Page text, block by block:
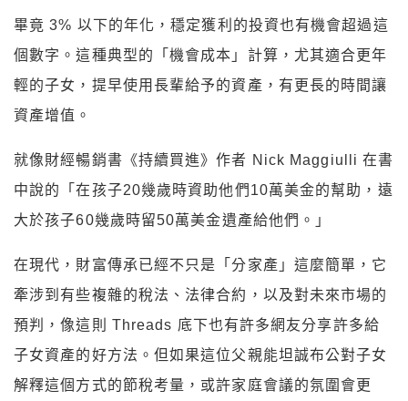
畢竟 3% 以下的年化，穩定獲利的投資也有機會超過這
個數字。這種典型的「機會成本」計算，尤其適合更年
輕的子女，提早使用長輩給予的資產，有更長的時間讓
資產增值。
就像財經暢銷書《持續買進》作者 Nick Maggiulli 在書
中說的「在孩子20幾歲時資助他們10萬美金的幫助，遠
大於孩子60幾歲時留50萬美金遺產給他們。」
在現代，財富傳承已經不只是「分家產」這麼簡單，它
牽涉到有些複雜的稅法、法律合約，以及對未來市場的
預判，像這則 Threads 底下也有許多網友分享許多給
子女資產的好方法。但如果這位父親能坦誠布公對子女
解釋這個方式的節稅考量，或許家庭會議的氛圍會更